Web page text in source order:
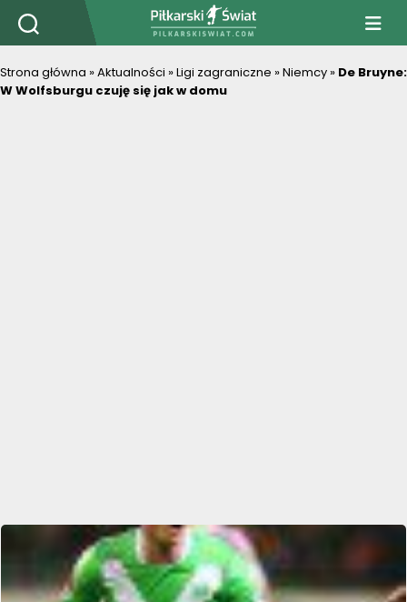
PiłkarskiSwiat.com
Strona główna »Aktualności »Ligi zagraniczne »Niemcy » De Bruyne:
W Wolfsburgu czuję się jak w domu